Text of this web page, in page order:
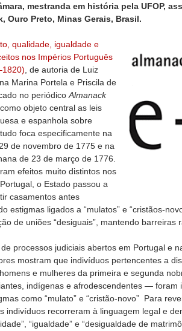
mestranda em história pela UFOP,
Ouro Preto, Minas Gerais, Brasil.
qualidade, igualdade e
nos Impérios Português
, de autoria de Luiz
Marina Portela e Priscila de
no periódico Almanack
objeto central as leis
e espanhola sobre
foca especificamente na
de novembro de 1775 e na
de 23 de março de 1776.
efeitos muito distintos nos
o Estado passou a
casamentos antes
estigmas ligados a “mulatos” e “cristãos-
de uniões “desiguais”, mantendo barreiras
processos judiciais abertos em Portugal e
mostram que indivíduos pertencentes a
e mulheres da primeira e segunda
indígenas e afrodescendentes — foram
como “mulato” e “cristão-novo” Para
indivíduos recorreram à linguagem legal e
“igualdade” e “desigualdade de